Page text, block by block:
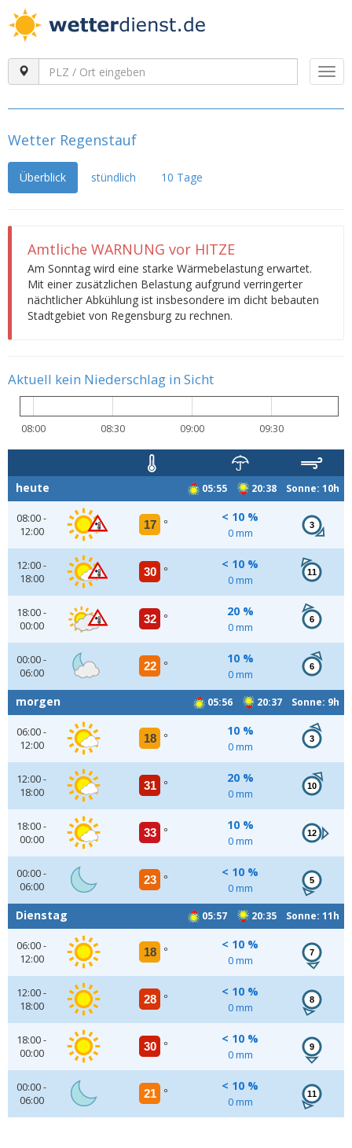
Wetter Regenstauf
Überblick stündlich 10 Tage
Amtliche WARNUNG vor HITZE
Am Sonntag wird eine starke Wärmebelastung erwartet.
Mit einer zusätzlichen Belastung aufgrund verringerter
nächtlicher Abkühlung ist insbesondere im dicht bebauten
Stadtgebiet von Regensburg zu rechnen.
Aktuell kein Niederschlag in Sicht
08:00 08:30 09:00 09:30
05:55 20:38 Sonne: 10h
heute
08:00 -
12:00
17 °
< 10 %
0 mm
3
12:00 -
18:00
30 °
< 10 %
0 mm
11
18:00 -
00:00
32 °
20 %
0 mm
6
00:00 -
06:00
22 °
10 %
0 mm
6
05:56 20:37 Sonne: 9h
morgen
06:00 -
12:00
18 °
10 %
0 mm
3
12:00 -
18:00
31 °
20 %
0 mm
10
18:00 -
00:00
33 °
10 %
0 mm
12
00:00 -
06:00
23 °
< 10 %
0 mm
5
05:57 20:35 Sonne: 11h
Dienstag
06:00 -
12:00
18 °
< 10 %
0 mm
7
12:00 -
18:00
28 °
< 10 %
0 mm
8
18:00 -
00:00
30 °
< 10 %
0 mm
9
00:00 -
06:00
21 °
< 10 %
0 mm
11